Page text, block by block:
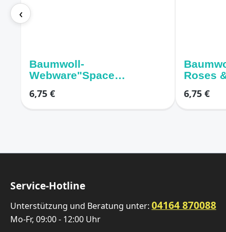
‹
Baumwoll-
Webware"Space
dunkelblau
6,75 €
Roses
6,75 €
Service-Hotline
Unterstützung und Beratung unter: 04164 870088
Mo-Fr, 09:00 - 12:00 Uhr